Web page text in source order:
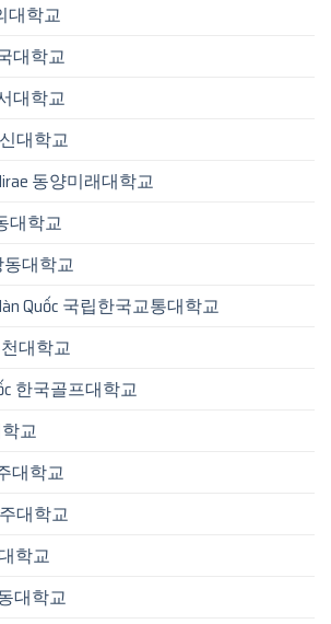
대학교
대학교
대학교
대학교
동양미래대학교
대학교
동대학교
Quốc 국립한국교통대학교
천대학교
한국골프대학교
교
대학교
대학교
학교
대학교